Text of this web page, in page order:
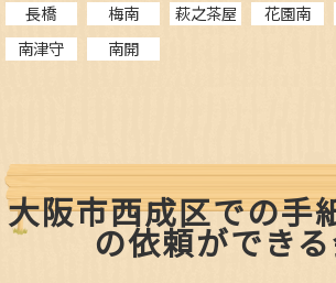
長橋 梅南 萩之茶屋 花園南
南津守
南開
大阪市西成区での手
の依頼ができ